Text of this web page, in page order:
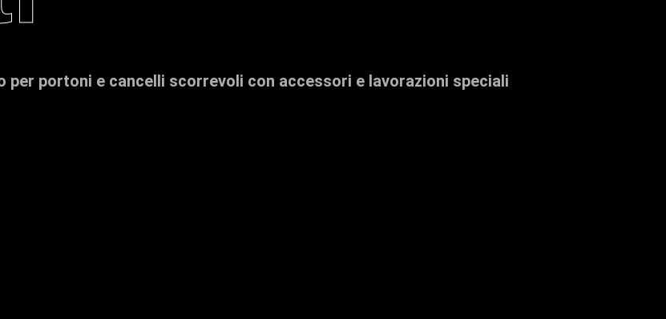
per portoni e cancelli scorrevoli con accessori e lavorazioni speciali